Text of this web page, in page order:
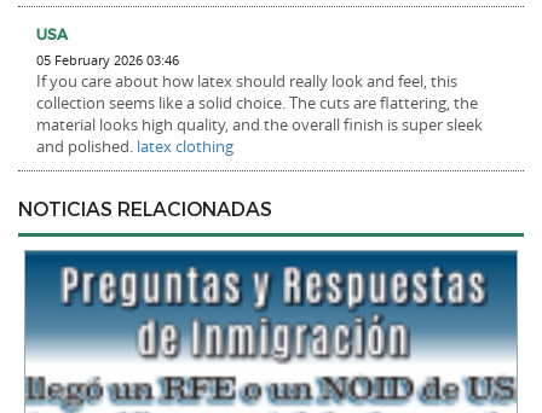
USA
05 February 2026 03:46
If you care about how latex should really look and feel, this
collection seems like a solid choice. The cuts are flattering, the
material looks high quality, and the overall finish is super sleek
and polished. latex clothing
NOTICIAS RELACIONADAS